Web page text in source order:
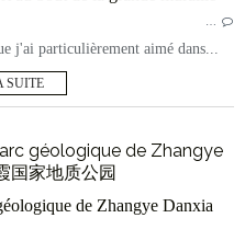
…
j'ai particulièrement aimé dans...
SUITE
géologique de Zhangye
国家地质公园